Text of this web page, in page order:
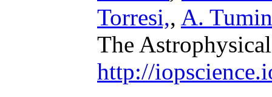
Torresi,, A.
The
http://